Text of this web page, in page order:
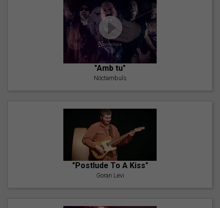
"Amb tu"
Nöctambuls
"Postlude To A Kiss"
Goran Levi